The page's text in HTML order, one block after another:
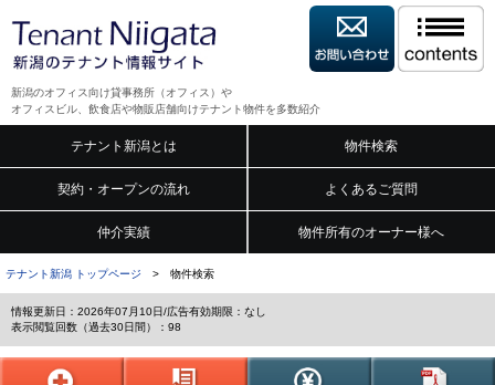
新潟のオフィス向け貸事務所（オフィス）や
オフィスビル、飲食店や物販店舗向けテナント物件を多数紹介
テナント新潟とは 物件検索
契約・オープンの流れ よくあるご質問
仲介実績 物件所有のオーナー様へ
テナント新潟 トップページ > 物件検索
情報更新日：2026年07月10日/広告有効期限：なし
表示閲覧回数（過去30日間）：98